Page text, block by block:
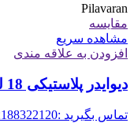
Pilavaran
مقایسه
مشاهده سریع
افزودن به علاقه مندی
دیوایدر پلاستیکی 18 لبه
تماس بگیرید :02188322120